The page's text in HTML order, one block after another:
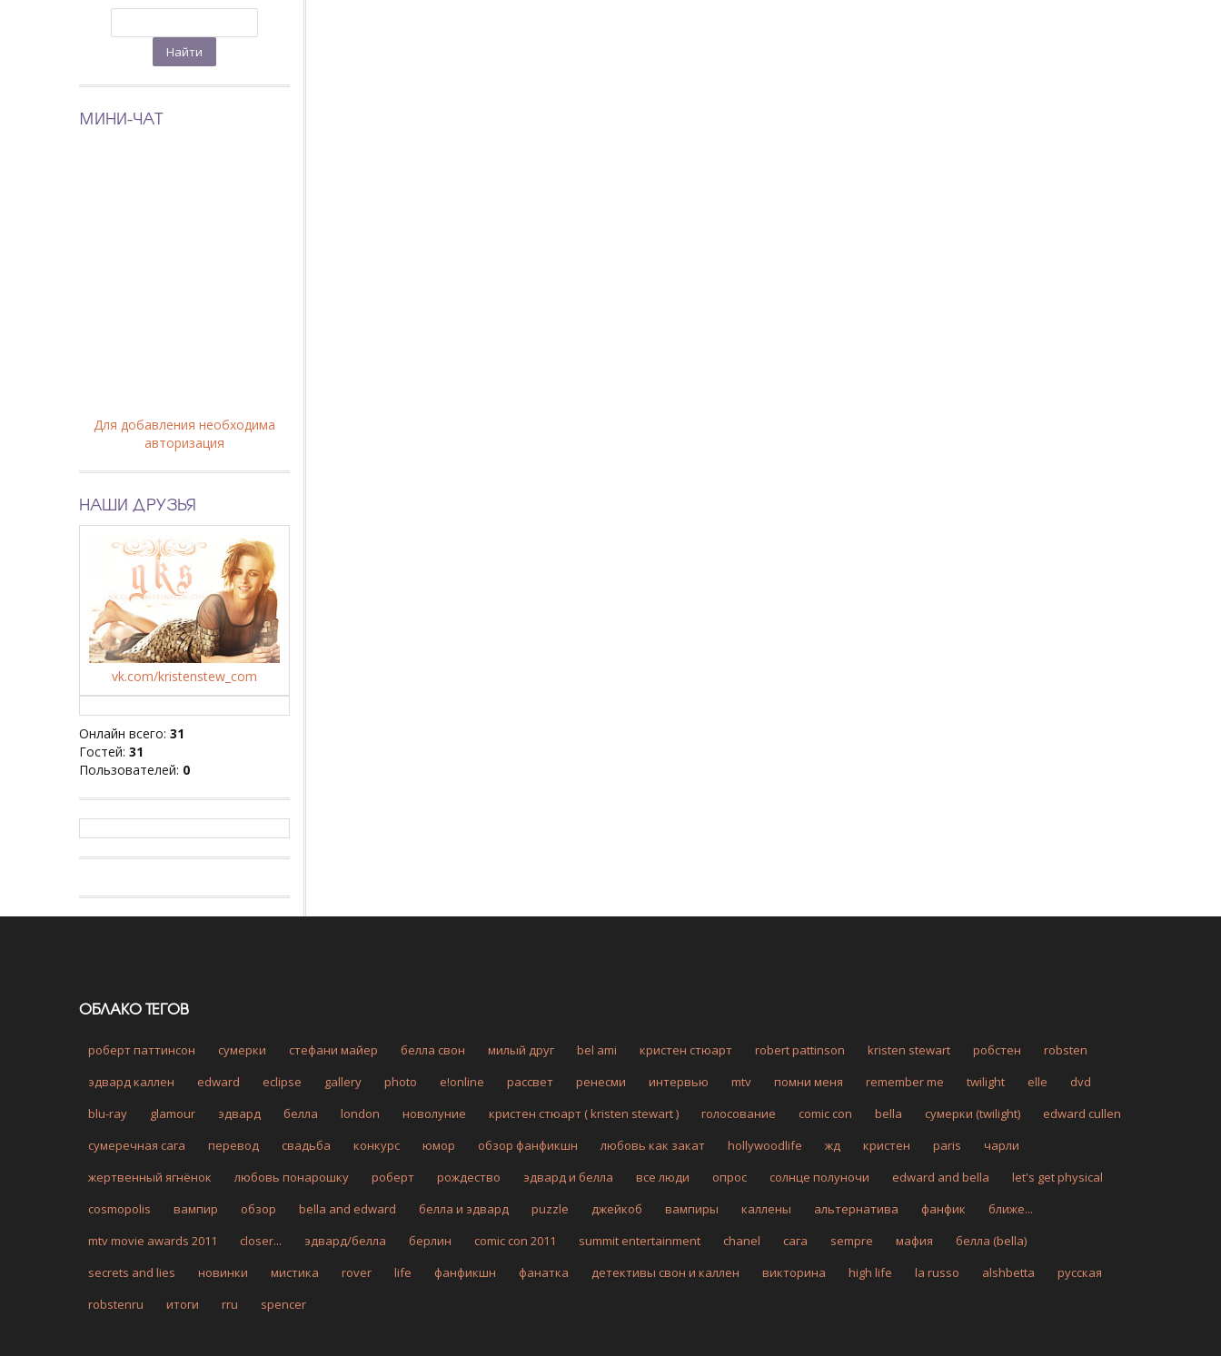
МИНИ-ЧАТ
Для добавления необходима
авторизация
НАШИ ДРУЗЬЯ
vk.com/kristenstew_com
Онлайн всего: 31
Гостей: 31
Пользователей: 0
ОБЛАКО ТЕГОВ
роберт паттинсон сумерки стефани майер белла свон милый друг bel ami кристен стюарт robert pattinson kristen stewart робстен
robsten
эдвард каллен
edward eclipse gallery photo e!online рассвет ренесми интервью mtv помни меня remember me twilight elle
dvd
blu-ray
glamour эдвард белла london новолуние кристен стюарт ( kristen stewart ) голосование comic con bella сумерки (twilight)
edward cullen
сумеречная сага
перевод свадьба конкурс юмор обзор фанфикшн любовь как закат hollywoodlife жд кристен paris
чарли
жертвенный ягнёнок
любовь понарошку роберт рождество эдвард и белла все люди опрос солнце полуночи edward and bella
let's get physical
cosmopolis
вампир обзор bella and edward белла и эдвард puzzle джейкоб вампиры каллены альтернатива фанфик
ближе...
mtv movie awards 2011
closer... эдвард/белла берлин comic con 2011 summit entertainment chanel сага sempre мафия
белла (bella)
secrets and lies
новинки мистика rover life фанфикшн фанатка детективы свон и каллен викторина high life la russo alshbetta
русская
robstenru
итоги rru spencer